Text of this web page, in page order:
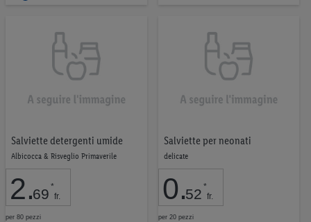
Salviette detergenti umide
Albicocca & Risveglio Primaverile
2.69 *
fr.
per 80 pezzi
Salviette per neonati
delicate
0.52 *
fr.
per 20 pezzi
momento con effetto per il futuro.
Le note legali sono
disponibili qui.